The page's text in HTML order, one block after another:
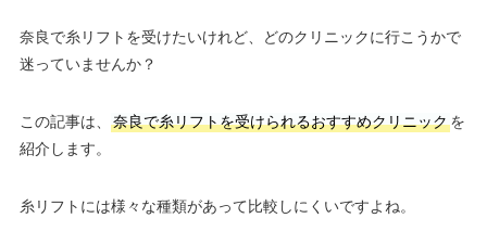
奈良で糸リフトを受けたいけれど、どのクリニックに行こうかで
迷っていませんか？
この記事は、 奈良で糸リフトを受けられるおすすめクリニックを
紹介します。
糸リフトには様々な種類があって比較しにくいですよね。